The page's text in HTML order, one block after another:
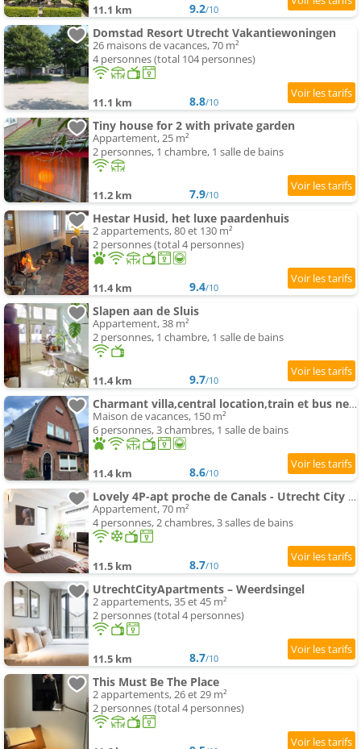
11.1 km 9.2/10
Domstad Resort Utrecht Vakantiewoningen
26 maisons de vacances, 70 m²
4 personnes (total 104 personnes)
11.1 km 8.8/10
Tiny house for 2 with private garden
Appartement, 25 m²
2 personnes, 1 chambre, 1 salle de bains
11.2 km 7.9/10
Hestar Husid, het luxe paardenhuis
2 appartements, 80 et 130 m²
2 personnes (total 4 personnes)
11.4 km 9.4/10
Slapen aan de Sluis
Appartement, 38 m²
2 personnes, 1 chambre, 1 salle de bains
11.4 km 9.7/10
Charmant villa,central location,train et bus nearby
Maison de vacances, 150 m²
6 personnes, 3 chambres, 1 salle de bains
11.4 km 8.6/10
Lovely 4P-apt proche de Canals - Utrecht City Centre
Appartement, 70 m²
4 personnes, 2 chambres, 3 salles de bains
11.5 km 8.7/10
UtrechtCityApartments – Weerdsingel
2 appartements, 35 et 45 m²
2 personnes (total 4 personnes)
11.5 km 8.7/10
This Must Be The Place
2 appartements, 26 et 29 m²
2 personnes (total 4 personnes)